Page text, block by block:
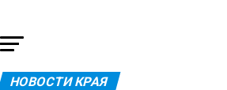
НОВОСТИ КРАЯ